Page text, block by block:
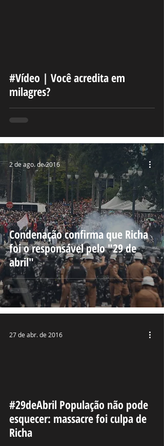
#Vídeo | Você acredita em
milagres?
Condenação confirma que Richa
foi o responsável pelo "29 de
abril"
2 de ago. de 2016
#29deAbril População não pode
esquecer: massacre foi culpa de
Richa
27 de abr. de 2016